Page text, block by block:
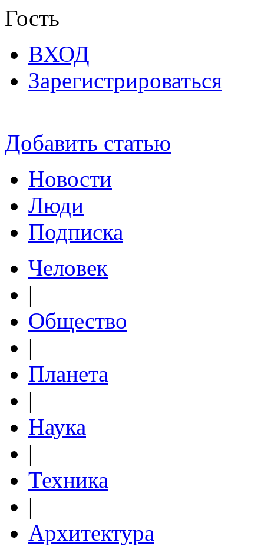
Гость
ВХОД
Зарегистрироваться
Добавить статью
Новости
Люди
Подписка
Человек
|
Общество
|
Планета
|
Наука
|
Техника
|
Архитектура